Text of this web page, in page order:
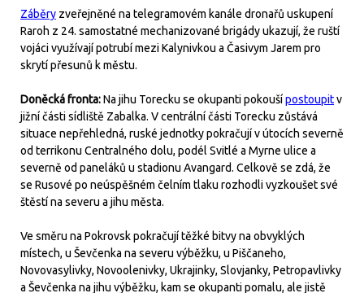
Záběry zveřejněné na telegramovém kanále dronařů uskupení
Raroh z 24. samostatné mechanizované brigády ukazují, že ruští
vojáci využívají potrubí mezi Kalynivkou a Časivym Jarem pro
skrytí přesunů k městu.
Doněcká fronta:Na jihu Torecku se okupanti pokoušípostoupitv
jižní části sídliště Zabalka. V centrální části Torecku zůstává
situace nepřehledná, ruské jednotky pokračují v útocích severně
od terrikonu Centralného dolu, podél Svitlé a Myrne ulice a
severně od paneláků u stadionu Avangard. Celkově se zdá, že
se Rusové po neúspěšném čelním tlaku rozhodli vyzkoušet své
štěstí na severu a jihu města.
Ve směru na Pokrovsk pokračují těžké bitvy na obvyklých
místech, u Ševčenka na severu výběžku, u Piščaneho,
Novovasylivky, Novoolenivky, Ukrajinky, Slovjanky, Petropavlivky
a Ševčenka na jihu výběžku, kam se okupanti pomalu, ale jistě